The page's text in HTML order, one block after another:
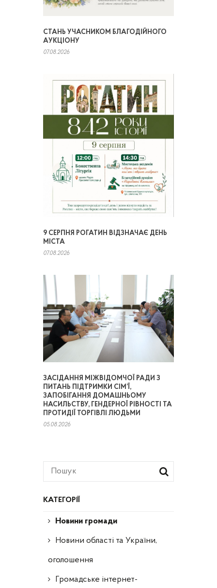
КАТЕГОРІЇ
Новини громади
Новини області та України,
оголошення
Громадське інтернет-
СТАНЬ УЧАСНИКОМ БЛАГОДІЙНОГО
АУКЦІОНУ
07.08.2026
9 СЕРПНЯ РОГАТИН ВІДЗНАЧАЄ ДЕНЬ
МІСТА
07.08.2026
ЗАСІДАННЯ МІЖВІДОМЧОЇ РАДИ З
ПИТАНЬ ПІДТРИМКИ СІМ’Ї,
ЗАПОБІГАННЯ ДОМАШНЬОМУ
НАСИЛЬСТВУ, ГЕНДЕРНОЇ РІВНОСТІ ТА
ПРОТИДІЇ ТОРГІВЛІ ЛЮДЬМИ
05.08.2026